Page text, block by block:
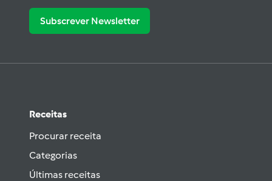
Subscrever Newsletter
Receitas
Procurar receita
Categorias
Últimas receitas